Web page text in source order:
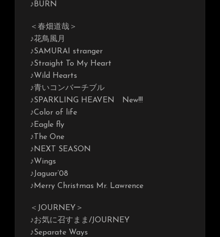
♪BURN
＜春畑道哉＞
♪花鳥風月
♪SAMURAI stranger
♪Straight To My Heart
♪Wild Hearts
♪青いコンバーチブル
♪SPARKLING HEAVEN New!!!
♪Color of life
♪Eagle fly
♪The One
♪NEXT SEASON
♪Wings
♪Jaguar’08
♪Merry Christmas Mr. Lawrence
＜JOURNEY＞
♪お気に召すまま/JOURNEY
♪Separate Ways